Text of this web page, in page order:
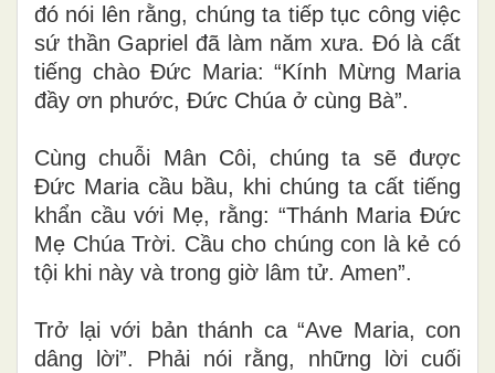
đó nói lên rằng, chúng ta tiếp tục công việc
sứ thần Gapriel đã làm năm xưa. Đó là cất
tiếng chào Đức Maria: “Kính Mừng Maria
đầy ơn phước, Đức Chúa ở cùng Bà”.
Cùng chuỗi Mân Côi, chúng ta sẽ được
Đức Maria cầu bầu, khi chúng ta cất tiếng
khẩn cầu với Mẹ, rằng: “Thánh Maria Đức
Mẹ Chúa Trời. Cầu cho chúng con là kẻ có
tội khi này và trong giờ lâm tử. Amen”.
Trở lại với bản thánh ca “Ave Maria, con
dâng lời”. Phải nói rằng, những lời cuối